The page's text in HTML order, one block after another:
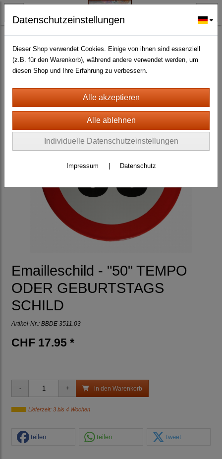
BLECH- + HOLZSCHILDER-MAGNETE
EMAILLE SCHILDER aller Art
(168)
Emailleschild - "50" TEMPO
ODER GEBURTSTAGS
SCHILD
Artikel-Nr.: BBDE 3511.03
CHF 17.95 *
in den Warenkorb
Lieferzeit: 3 bis 4 Wochen
teilen teilen tweet
Datenschutzeinstellungen
Dieser Shop verwendet Cookies. Einige von ihnen sind essenziell
(z.B. für den Warenkorb), während andere verwendet werden, um
diesen Shop und Ihre Erfahrung zu verbessern.
Individuelle Datenschutzeinstellungen
Impressum Datenschutz